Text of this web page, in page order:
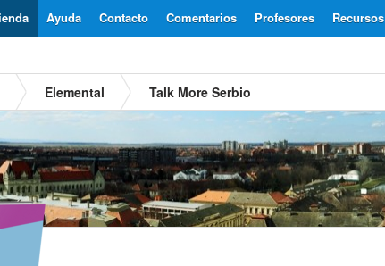
Recursos
Profesores
Comentarios
Contacto
Ayuda
Elemental Talk More Serbio